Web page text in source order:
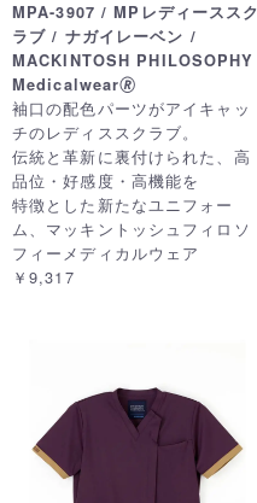
MPA-3907 / MPレディーススク
ラブ / ナガイレーベン /
MACKINTOSH PHILOSOPHY
Medicalwear🄬
袖口の配色パーツがアイキャッ
チのレディススクラブ。
伝統と革新に裏付けられた、高
品位・好感度・高機能を
特徴とした新たなユニフォー
ム、マッキントッシュフィロソ
フィーメディカルウェア
￥9,317